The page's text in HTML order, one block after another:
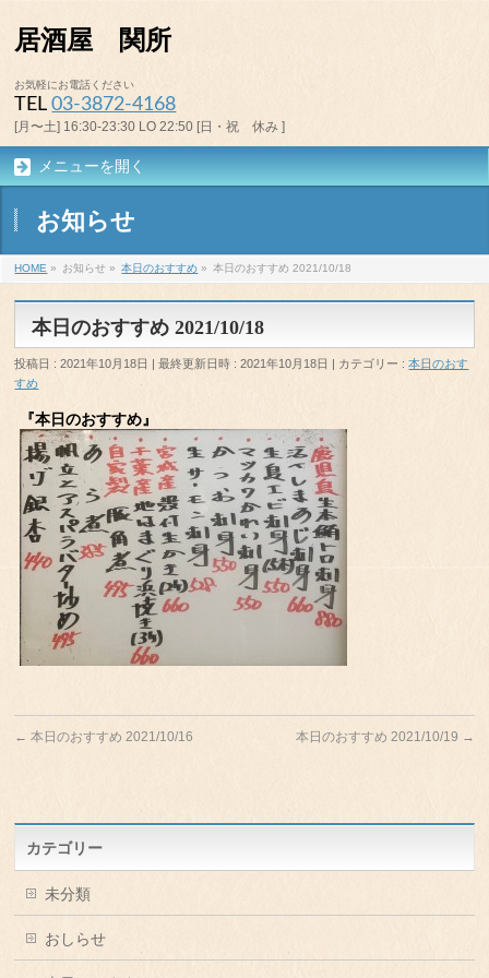
居酒屋 関所
お気軽にお電話ください
TEL03-3872-4168
[月〜土] 16:30-23:30 LO 22:50 [日・祝 休み ]
メニューを開く
お知らせ
HOME » お知らせ » 本日のおすすめ » 本日のおすすめ 2021/10/18
本日のおすすめ 2021/10/18
投稿日 : 2021年10月18日 最終更新日時 : 2021年10月18日 カテゴリー :本日のおす
すめ
『本日のおすすめ』
← 本日のおすすめ 2021/10/16 本日のおすすめ 2021/10/19 →
カテゴリー
未分類
おしらせ